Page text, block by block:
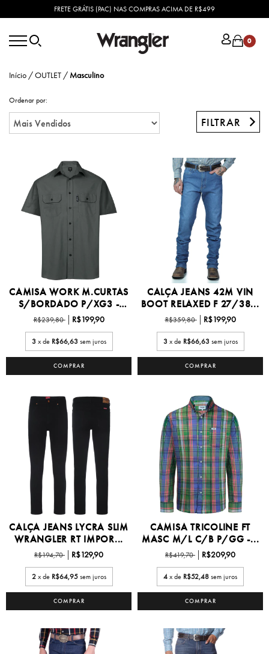
FRETE GRÁTIS (PAC) NAS COMPRAS ACIMA DE R$499
0
Início /OUTLET / Masculino
Ordenar por:
FILTRAR
CAMISA WORK M.CURTAS
S/BORDADO P/XG3 -
W...
R$239,80 R$199,90
3 x de R$66,63 sem juros
COMPRAR
CALÇA JEANS 42M VIN
BOOT RELAXED F 27/38...
R$359,80 R$199,90
3 x de R$66,63 sem juros
COMPRAR
CALÇA JEANS LYCRA SLIM
WRANGLER RT IMPOR...
R$194,70 R$129,90
2 x de R$64,95 sem juros
COMPRAR
CAMISA TRICOLINE FT
MASC M/L C/B P/GG -...
R$419,70 R$209,90
4x de R$52,48sem juros
COMPRAR